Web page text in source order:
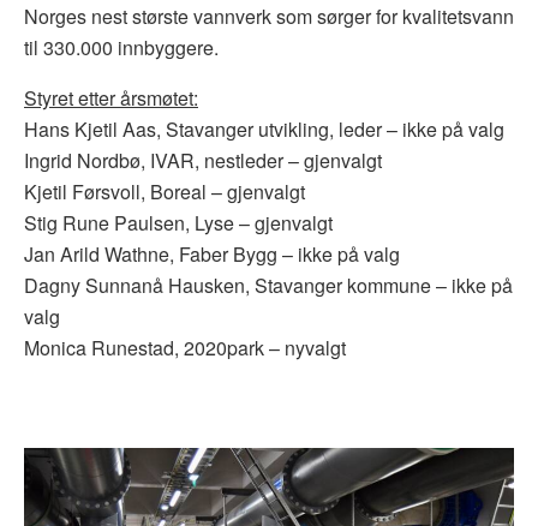
Norges nest største vannverk som sørger for kvalitetsvann
til 330.000 innbyggere.
Styret etter årsmøtet:
Hans Kjetil Aas, Stavanger utvikling, leder – ikke på valg
Ingrid Nordbø, IVAR, nestleder – gjenvalgt
Kjetil Førsvoll, Boreal – gjenvalgt
Stig Rune Paulsen, Lyse – gjenvalgt
Jan Arild Wathne, Faber Bygg – ikke på valg
Dagny Sunnanå Hausken, Stavanger kommune – ikke på
valg
Monica Runestad, 2020park – nyvalgt